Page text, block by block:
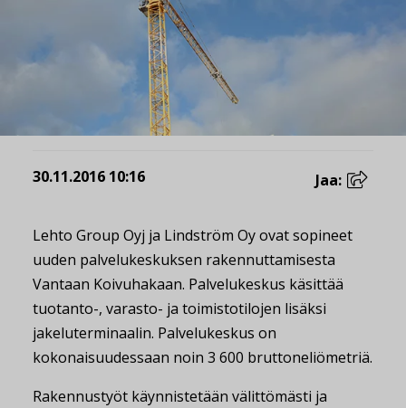
30.11.2016 10:16 Jaa:
Lehto Group Oyj ja Lindström Oy ovat sopineet
uuden palvelukeskuksen rakennuttamisesta
Vantaan Koivuhakaan. Palvelukeskus käsittää
tuotanto-, varasto- ja toimistotilojen lisäksi
jakeluterminaalin. Palvelukeskus on
kokonaisuudessaan noin 3 600 bruttoneliömetriä.
Rakennustyöt käynnistetään välittömästi ja